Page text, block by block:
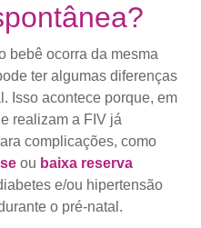
bebê ocorra da mesma
ter algumas diferenças
Isso acontece porque, em
realizam a FIV já
complicações, como
ou baixa reserva
e/ou hipertensão
o pré-natal.